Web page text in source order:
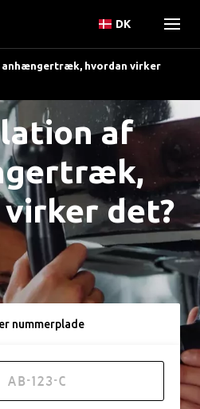
DK
hvordan virker
af
det?
nummerplade